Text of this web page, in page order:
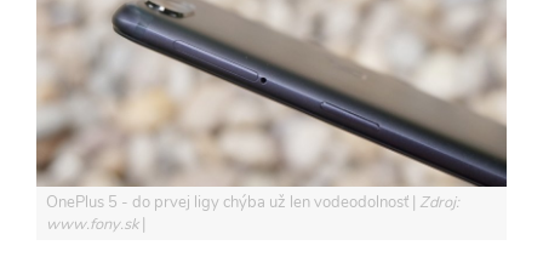
OnePlus 5 - do prvej ligy chýba už len vodeodolnosť Zdroj:
www.fony.sk